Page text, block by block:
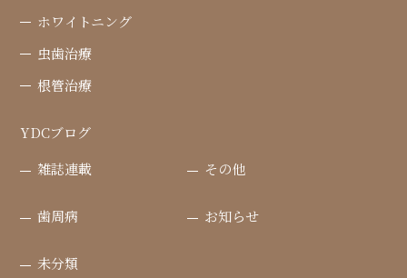
ホワイトニング
虫歯治療
根管治療
YDCブログ
雑誌連載
その他
歯周病 お知らせ
未分類